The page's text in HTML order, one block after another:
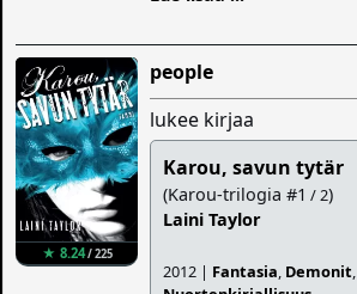
★ 8.24/ 225
people
lukee kirjaa
Karou, savun tytär
(Karou-trilogia #1 / 2)
Laini Taylor
2012 | Fantasia, Demonit,